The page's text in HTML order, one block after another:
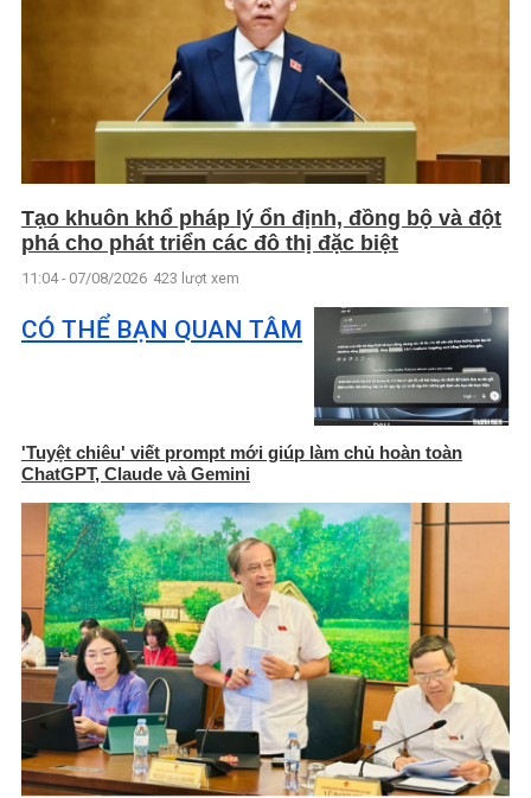
Tạo khuôn khổ pháp lý ổn định, đồng bộ và đột
phá cho phát triển các đô thị đặc biệt
11:04 - 07/08/2026 423 lượt xem
CÓ THỂ BẠN QUAN TÂM
'Tuyệt chiêu' viết prompt mới giúp làm chủ hoàn toàn
ChatGPT, Claude và Gemini